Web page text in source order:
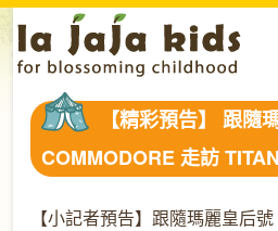
【精彩預告】 跟隨
COMMODORE 走訪
【小記者預告】跟隨瑪麗皇后